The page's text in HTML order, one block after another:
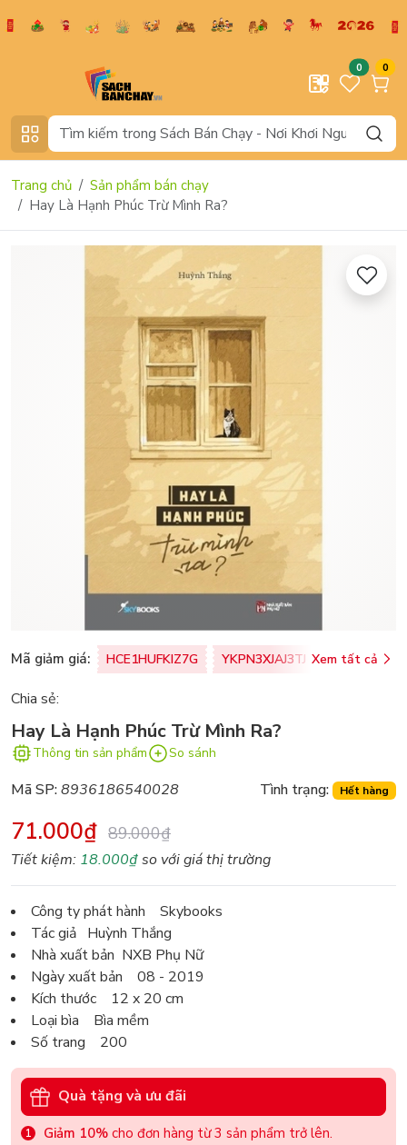
0 0
Trang chủ
Sản phẩm bán chạy
Hay Là Hạnh Phúc Trừ Mình Ra?
Mã giảm giá: HCE1HUFKIZ7G YKPN3XJAJ3TJ Xem tất cả
Chia sẻ:
Hay Là Hạnh Phúc Trừ Mình Ra?
Thông tin sản phẩm So sánh
Mã SP:8936186540028 Tình trạng: Hết hàng
71.000₫ 89.000₫
Tiết kiệm: 18.000₫so với giá thị trường
Công ty phát hành Skybooks
Tác giả Huỳnh Thắng
Nhà xuất bản NXB Phụ Nữ
Ngày xuất bản 08 - 2019
Kích thước 12 x 20 cm
Loại bìa Bìa mềm
Số trang 200
Quà tặng và ưu đãi
Giảm 10% cho đơn hàng từ 3 sản phẩm trở lên.